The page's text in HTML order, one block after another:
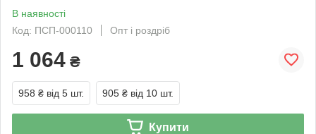
В наявності
Код: ПСП-000110
Опт і роздріб
1 064 ₴
958 ₴ від 5 шт. 905 ₴ від 10 шт.
Купити